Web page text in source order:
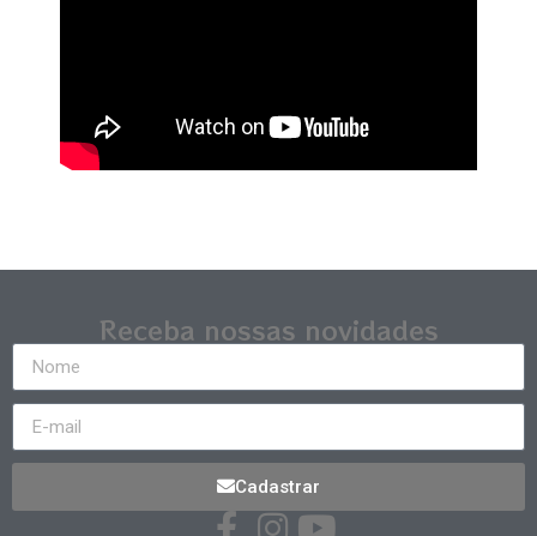
Receba nossas novidades
Cadastrar